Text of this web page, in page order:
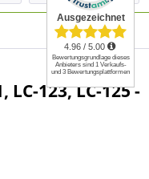
123, LC-125 -